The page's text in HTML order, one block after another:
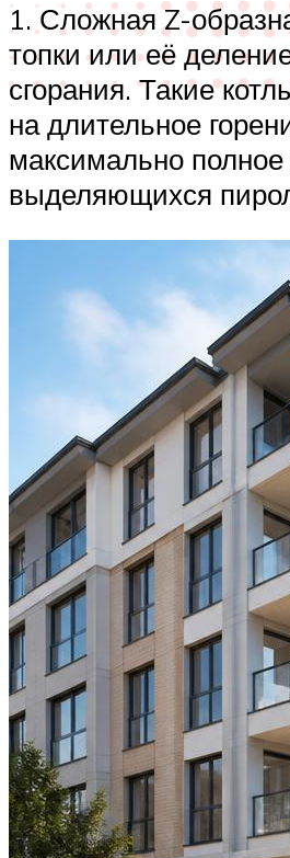
1. Сложная Z-
топки или её
сгорания. Такие
на длительное
максимально полное
выделяющихся